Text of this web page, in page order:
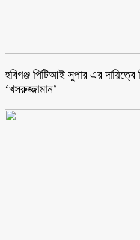
হবিগঞ্জ পিটিআই সুপার এর
‘খসরুজ্জামান’